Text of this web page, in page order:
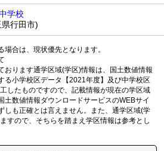
学校
行田市)
合は、現状優先となります。
おります通学区域(学区)情報は、国土数値情報
る小学校区データ【2021年度】及び中学校区
したものですので、記載情報が現在の学区域
土数値情報ダウンロードサービスのWEBサイ
しも正確とは言えません。また、通学区域(学
すので、そちらを踏まえ学区情報は参考とし